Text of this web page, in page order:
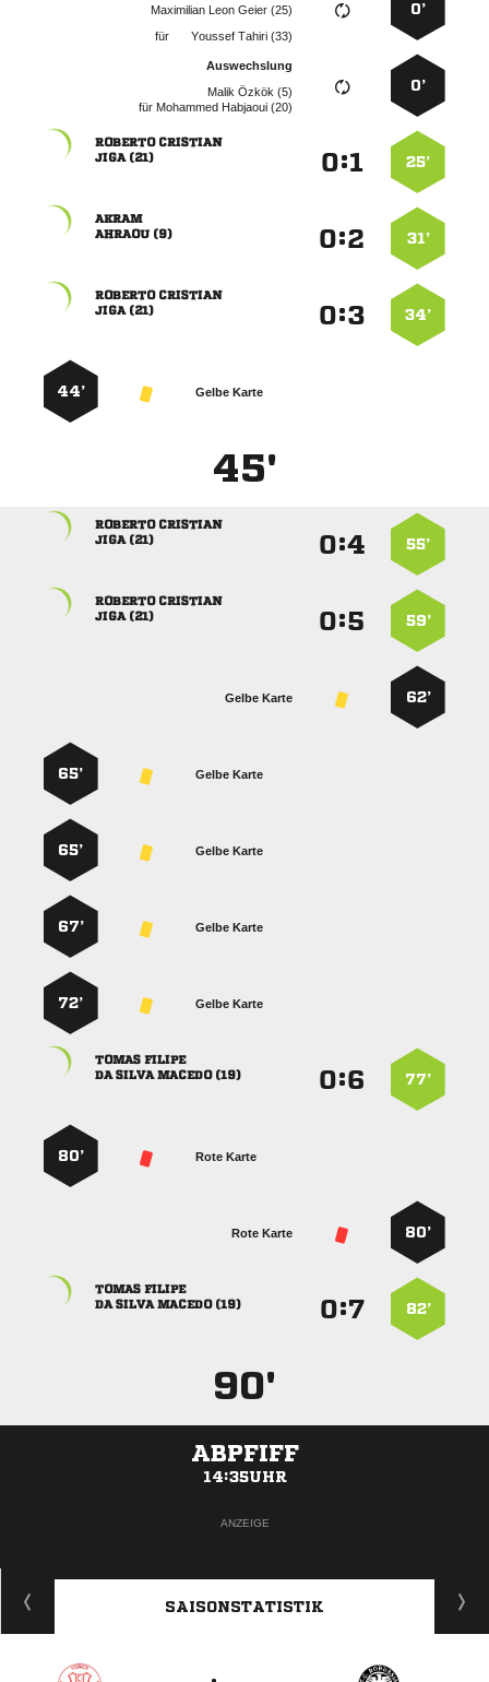
0’
   
für
  
0’
Auswechslung
  
für   
25’
:
 
 
31’
:

 
34’
:
 
 
Gelbe Karte
44’
45'
55’
:
 
 
59’
:
 
 
62’
Gelbe Karte
Gelbe Karte
65’
Gelbe Karte
65’
Gelbe Karte
67’
Gelbe Karte
72’
77’
:
 
   
Rote Karte
80’
80’
Rote Karte
82’
:
 
   
90'
ABPFIFF
14:35UHR
ANZEIGE
SAISONSTATISTIK